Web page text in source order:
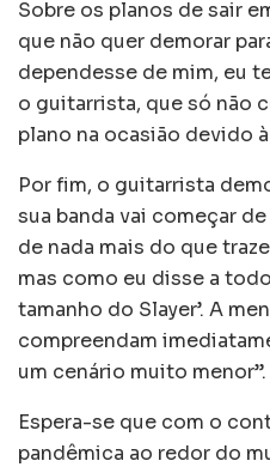
Sobre os planos de sair
que não quer demorar
dependesse de mim, eu
o guitarrista, que só não
plano na ocasião devido
Por fim, o guitarrista
sua banda vai começar
de nada mais do que
mas como eu disse a
tamanho do Slayer’. A
compreendam
um cenário muito menor”.
Espera-se que com o
pandêmica ao redor do